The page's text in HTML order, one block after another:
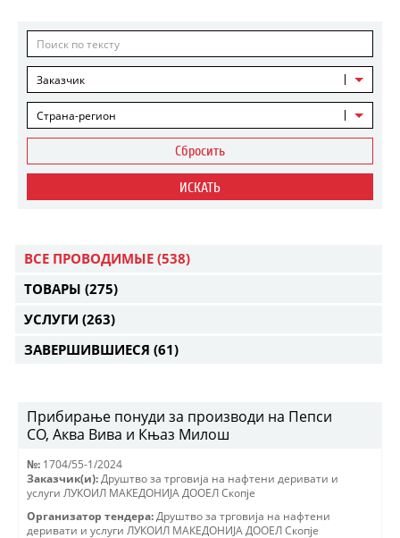
Заказчик
Страна-регион
Сбросить
ИСКАТЬ
ВСЕ ПРОВОДИМЫЕ (538)
ТОВАРЫ (275)
УСЛУГИ (263)
ЗАВЕРШИВШИЕСЯ (61)
Прибирање понуди за производи на Пепси
СО, Аква Вива и Књаз Милош
№: 1704/55-1/2024
Заказчик(и): Друштво за трговиjа на нафтени деривати и
услуги ЛУКОИЛ МАКЕДОНИJА ДООЕЛ Скопjе
Организатор тендера: Друштво за трговиjа на нафтени
деривати и услуги ЛУКОИЛ МАКЕДОНИJА ДООЕЛ Скопjе